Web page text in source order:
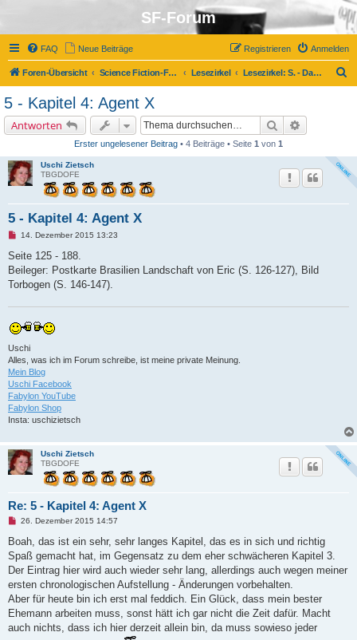
SF-Forum
FAQ Neue Beiträge Anmelden
Registrieren
Foren-Übersicht Science Fiction-Forum Lesezirkel Lesezirkel: S. - Das Schiff des Theseus von J. J. Abrams und Doug Dorst
5 - Kapitel 4: Agent X
Antworten Suche
Erster ungelesener Beitrag • 4 Beiträge • Seite 1 von 1
Uschi Zietsch
TBGDOFE
5 - Kapitel 4: Agent X
U
g
l
e
r
e
i
r
a
g
14. Dezember 2015 13:23
Seite 125 - 188.
Beileger: Postkarte Brasilien Landschaft von Eric (S. 126-127), Bild
Torbogen (S. 146-147).
Uschi
Alles, was ich im Forum schreibe, ist meine private Meinung.
Mein Blog
Uschi Facebook
Fabylon YouTube
Fabylon Shop
Insta: uschizietsch
Uschi Zietsch
TBGDOFE
Re: 5 - Kapitel 4: Agent X
U
g
l
e
e
n
r
B
26. Dezember 2015 14:57
Boah, das ist ein sehr, sehr langes Kapitel, das es in sich und richtig
Spaß gemacht hat, im Gegensatz zu dem eher schwächeren Kapitel 3.
Der Eintrag hier wird auch wieder sehr lang, allerdings auch wegen meiner
ersten chronologischen Aufstellung - Änderungen vorbehalten.
Aber für heute bin ich erst mal feddich. Ein Glück, dass mein bester
Ehemann arbeiten muss, sonst hätt ich gar nicht die Zeit dafür. Macht
auch nichts, dass ich hier derzeit allein bin, da muss sowieso jeder